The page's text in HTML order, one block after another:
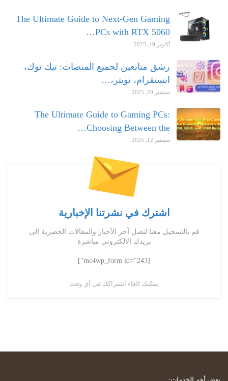
The Ultimate Guide to Next-Gen Gaming
PCs with RTX 5060…
أكتوبر 19, 2025
رشق متابعين لجميع المنصات: تيك توك،
انستقرام، تويتر،…
سبتمبر 20, 2025
The Ultimate Guide to Gaming PCs:
Choosing Between the…
سبتمبر 12, 2025
اشترك في نشرتنا الإخبارية
قم بالتسجيل معنا لتصل آخر الأخبار والمقالات الحصرية الى
بريدك الالكتروني مباشرة
[mc4wp_form id="243"]
يمكنك الغاء اشتراكك في أي وقت